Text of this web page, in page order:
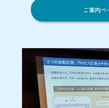
ご案内ペ